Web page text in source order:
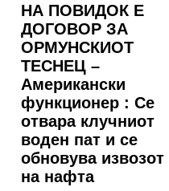
НА ПОВИДОК Е
ДОГОВОР ЗА
ОРМУНСКИОТ
ТЕСНЕЦ –
Американски
функционер : Се
отвара клучниот
воден пат и се
обновува извозот
на нафта